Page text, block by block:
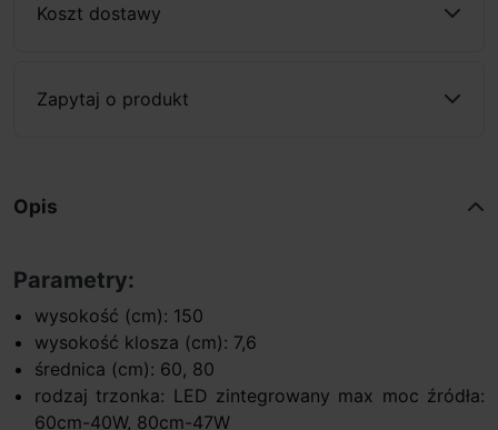
Koszt dostawy
Zapytaj o produkt
Opis
Parametry:
wysokość (cm): 150
wysokość klosza (cm): 7,6
średnica (cm): 60, 80
rodzaj trzonka: LED zintegrowany max moc źródła:
60cm-40W, 80cm-47W